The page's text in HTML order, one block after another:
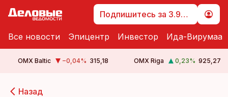
Подпишитесь за 3.99 €
Все новости Эпицентр Инвестор Ида-Вирумаа
OMX Baltic −0,04% 315,18 OMX Riga 0,23% 925,27
Назад